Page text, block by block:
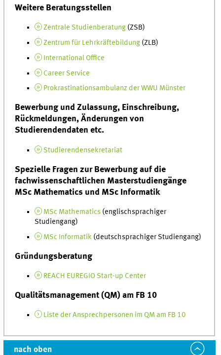
Weitere Beratungsstellen
Zentrale Studienberatung (ZSB)
Zentrum für Lehrkräftebildung (ZLB)
International Office
Career Service
Prokrastinationsambulanz der WWU Münster
Bewerbung und Zulassung, Einschreibung,
Rückmeldungen, Änderungen von
Studierendendaten etc.
Studierendensekretariat
Spezielle Fragen zur Bewerbung auf die
fachwissenschaftlichen Masterstudiengänge
MSc Mathematics und MSc Informatik
MSc Mathematics (englischsprachiger
Studiengang)
MSc Informatik (deutschsprachiger Studiengang)
Gründungsberatung
REACH EUREGIO Start-up Center
Qualitätsmanagement (QM) am FB 10
Liste der Ansprechpersonen im QM am FB 10
nach oben